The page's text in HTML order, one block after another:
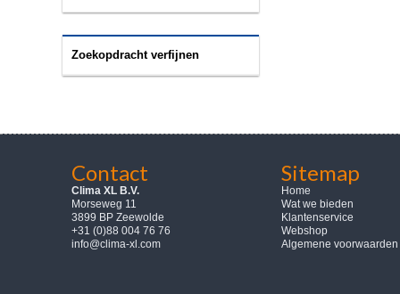
Zoekopdracht verfijnen
Contact
Clima XL B.V.
Morseweg 11
3899 BP Zeewolde
+31 (0)88 004 76 76
info@clima-xl.com
Sitemap
Home
Wat we bieden
Klantenservice
Webshop
Algemene voorwaarden